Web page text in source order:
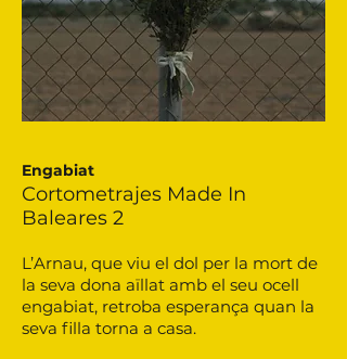
Engabiat
Cortometrajes Made In
Baleares 2
L’Arnau, que viu el dol per la mort de
la seva dona aïllat amb el seu ocell
engabiat, retroba esperança quan la
seva filla torna a casa.